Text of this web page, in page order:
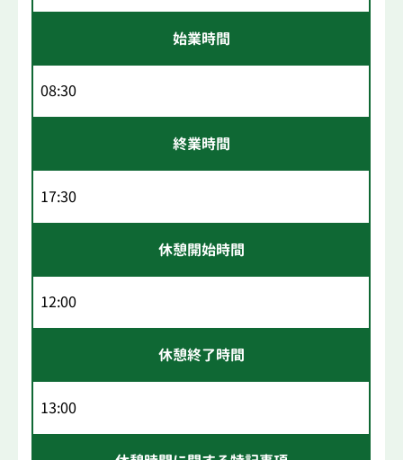
始業時間
08:30
終業時間
17:30
休憩開始時間
12:00
休憩終了時間
13:00